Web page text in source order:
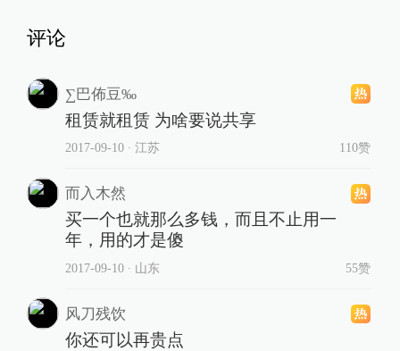
评论
∑巴佈豆‰
租赁就租赁 为啥要说共享
2017-09-10∙ 江苏 110赞
而入木然
买一个也就那么多钱，而且不止用一
年，用的才是傻
2017-09-10∙ 山东 55赞
风刀残饮
你还可以再贵点